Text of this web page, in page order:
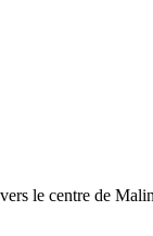
le centre de